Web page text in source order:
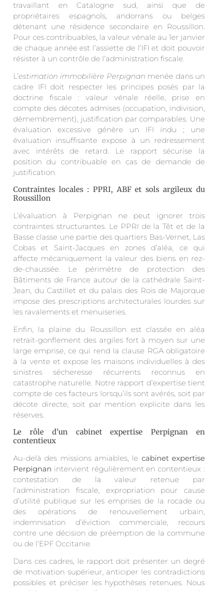
travaillant en Catalogne sud, ainsi que de
propriétaires espagnols, andorrans ou belges
détenant une résidence secondaire en Roussillon.
Pour ces contribuables, la valeur vénale au 1er janvier
de chaque année est l’assiette de l’IFI et doit pouvoir
résister à un contrôle de l’administration fiscale.
L’estimation immobilière Perpignan menée dans un
cadre IFI doit respecter les principes posés par la
doctrine fiscale : valeur vénale réelle, prise en
compte des décotes admises (occupation, indivision,
démembrement), justification par comparables. Une
évaluation excessive génère un IFI indu ; une
évaluation insuffisante expose à un redressement
avec intérêts de retard. Le rapport sécurise la
position du contribuable en cas de demande de
justification.
Contraintes locales : PPRI, ABF et sols argileux du
Roussillon
L’évaluation à Perpignan ne peut ignorer trois
contraintes structurantes. Le PPRI de la Têt et de la
Basse classe une partie des quartiers Bas-Vernet, Las
Cobas et Saint-Jacques en zones d’aléa, ce qui
affecte mécaniquement la valeur des biens en rez-
de-chaussée. Le périmètre de protection des
Bâtiments de France autour de la cathédrale Saint-
Jean, du Castillet et du palais des Rois de Majorque
impose des prescriptions architecturales lourdes sur
les ravalements et menuiseries.
Enfin, la plaine du Roussillon est classée en aléa
retrait-gonflement des argiles fort à moyen sur une
large emprise, ce qui rend la clause RGA obligatoire
à la vente et expose les maisons individuelles à des
sinistres sécheresse récurrents reconnus en
catastrophe naturelle. Notre rapport d’expertise tient
compte de ces facteurs lorsqu’ils sont avérés, soit par
décote directe, soit par mention explicite dans les
réserves.
Le rôle d’un cabinet expertise Perpignan en
contentieux
Au-delà des missions amiables, le cabinet expertise
Perpignan intervient régulièrement en contentieux :
contestation de la valeur retenue par
l’administration fiscale, expropriation pour cause
d’utilité publique sur les emprises de la rocade ou
des opérations de renouvellement urbain,
indemnisation d’éviction commerciale, recours
contre une décision de préemption de la commune
ou de l’EPF Occitanie.
Dans ces cadres, le rapport doit présenter un degré
de motivation supérieur, anticiper les contradictions
possibles et préciser les hypothèses retenues. Nous